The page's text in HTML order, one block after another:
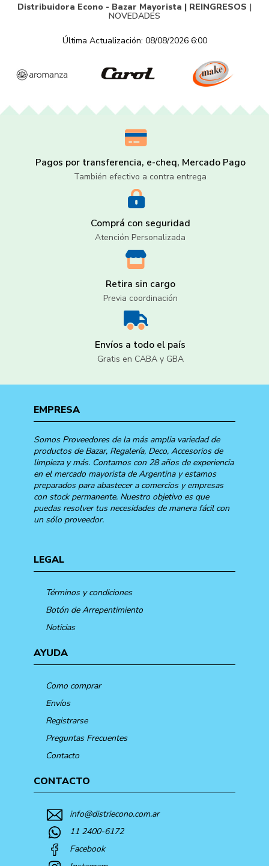
Distribuidora Econo - Bazar Mayorista | REINGRESOS |
NOVEDADES
Última Actualización: 08/08/2026 6:00
Pagos por transferencia, e-cheq, Mercado Pago
También efectivo a contra entrega
Comprá con seguridad
Atención Personalizada
Retira sin cargo
Previa coordinación
Envíos a todo el país
Gratis en CABA y GBA
EMPRESA
Somos Proveedores de la más amplia variedad de
productos de Bazar, Regalería, Deco, Accesorios de
limpieza y más. Contamos con 28 años de experiencia
en el mercado mayorista de Argentina y estamos
preparados para abastecer a comercios y empresas
con stock permanente. Nuestro objetivo es que
puedas resolver tus necesidades de manera fácil con
un sólo proveedor.
LEGAL
Términos y condiciones
Botón de Arrepentimiento
Noticias
AYUDA
Como comprar
Envíos
Registrarse
Preguntas Frecuentes
Contacto
CONTACTO
info@distriecono.com.ar
11 2400-6172
Facebook